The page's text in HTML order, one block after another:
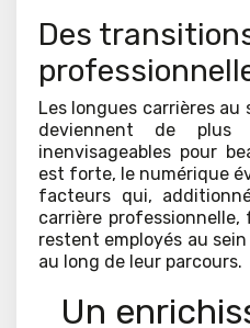
Des
Les longues carrières au
deviennent de
inenvisageables pour
est forte, le numérique
facteurs qui,
carrière
restent employés au
au long de leur parcours.
Un